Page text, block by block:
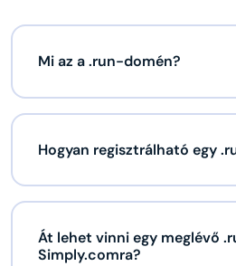
Mi az a .run-domén?
Hogyan regisztrálható egy
Át lehet vinni egy meglévő
Simply.comra?